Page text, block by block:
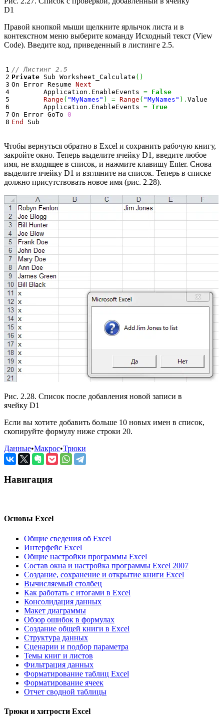
D1
Правой кнопкой мыши щелкните ярлычок листа и в
контекстном меню выберите команду Исходный текст (View
Code). Введите код, приведенный в листинге 2.5.
1
2
3
4
5
6
7
// Листинг 2.5
Private Sub Worksheet_Calculate ( )
On Error Resume Next
	Application
. EnableEvents = False
Range ( "MyNames" ) = Range ( "MyNames" ) . Value
	Application
. EnableEvents = True
On Error GoTo 0
End
Sub
Чтобы вернуться обратно в Excel и сохранить рабочую книгу,
закройте окно. Теперь выделите ячейку D1, введите любое
имя, не входящее в список, и нажмите клавишу Enter. Снова
выделите ячейку D1 и взгляните на список. Теперь в списке
должно присутствовать новое имя (рис. 2.28).
Рис. 2.28. Список после добавления новой записи в
ячейку D1
Если вы хотите добавить больше 10 новых имен в список,
скопируйте формулу ниже строки 20.
Данные•Макрос•Трюки
Навигация
Основы Excel
Общие сведения об Excel
Интерфейс Excel
Общие настройки программы Excel
Состав окна и настройка программы Excel 2007
Создание, сохранение и открытие книги Excel
Вычисляемый столбец
Как работать с итогами в Excel
Консолидация данных
Макет диаграммы
Обзор ошибок в формулах
Создание общей книги в Excel
Структура данных
Сценарии и подбор параметра
Темы книг и листов
Фильтрация данных
Форматирование таблиц Excel
Форматирование ячеек
Отчет сводной таблицы
Трюки и хитрости Excel